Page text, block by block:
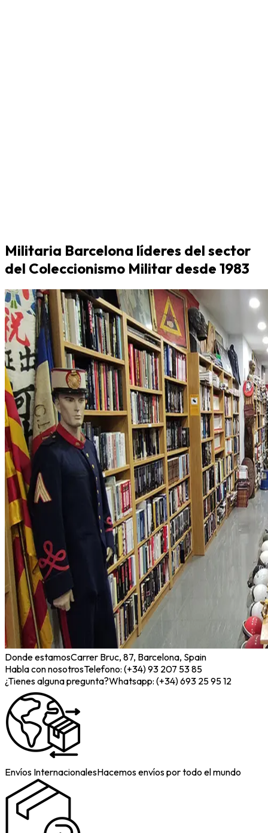
Militaria Barcelona líderes del sector
del Coleccionismo Militar desde 1983
Donde estamosCarrer Bruc, 87, Barcelona, Spain
Habla con nosotrosTelefono: (+34) 93 207 53 85
¿Tienes alguna pregunta?Whatsapp: (+34) 693 25 95 12
Envíos InternacionalesHacemos envíos por todo el mundo